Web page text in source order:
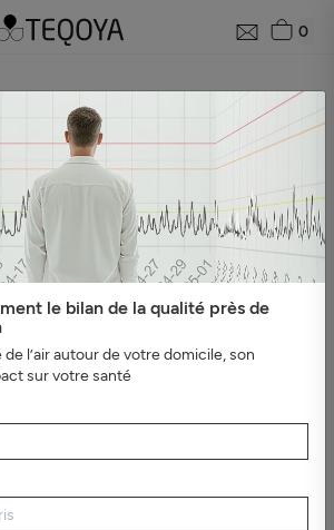
0
la qualité de l'air
être, sommeil et ions
#Guide du purificateur d'air
#Pollution
#Evénements #Intérieur sain
#Virus,
#Mauvaises odeurs
#Santé et
le bilan de la qualité près de
l’air autour de votre domicile, son
sur votre santé